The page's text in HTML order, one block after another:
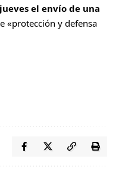
el envío de una
«protección y defensa